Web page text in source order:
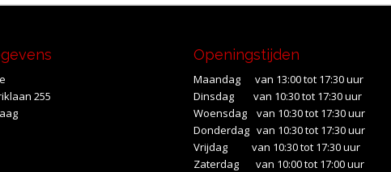
255
Openingstijden
Maandag van 13:00 tot 17:30 uur
Dinsdag van 10:30 tot 17:30 uur
Woensdag van 10:30 tot 17:30 uur
Donderdag van 10:30 tot 17:30 uur
Vrijdag van 10:30 tot 17:30 uur
Zaterdag van 10:00 tot 17:00 uur